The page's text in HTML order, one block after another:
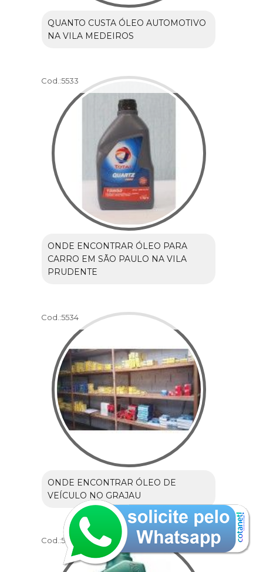
QUANTO CUSTA ÓLEO AUTOMOTIVO
NA VILA MEDEIROS
Cod.:5533
ONDE ENCONTRAR ÓLEO PARA
CARRO EM SÃO PAULO NA VILA
PRUDENTE
Cod.:5534
ONDE ENCONTRAR ÓLEO DE
VEÍCULO NO GRAJAU
Cod.:5535